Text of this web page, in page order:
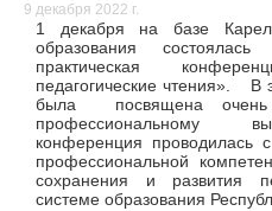
9 декабря 2022 г.
1 декабря на базе
образования состоялась
практическая
педагогические чтения». В
была посвящена очень
профессиональному
конференция проводилась
профессиональной
сохранения и развития
системе образования